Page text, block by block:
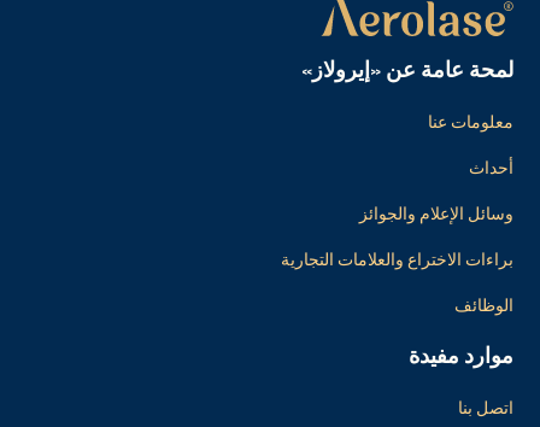
لمحة عامة عن «إيرولاز»
معلومات عنا
أحداث
وسائل الإعلام والجوائز
براءات الاختراع والعلامات التجارية
الوظائف
موارد مفيدة
اتصل بنا